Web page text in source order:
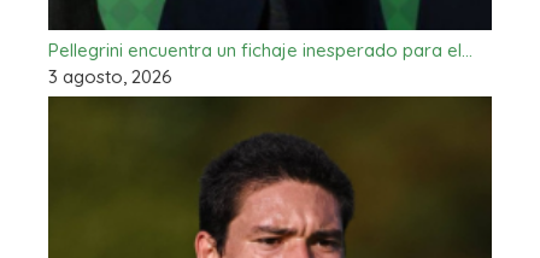
Pellegrini encuentra un fichaje inesperado para el…
3 agosto, 2026